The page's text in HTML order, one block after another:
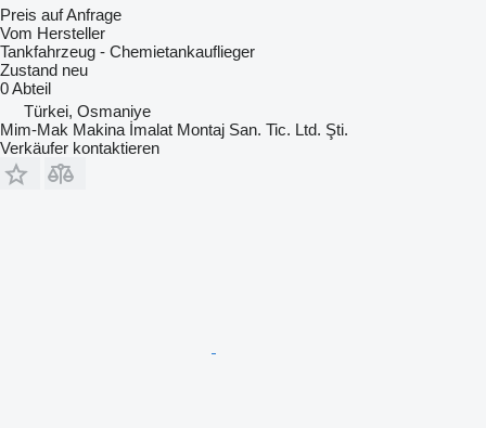
Preis auf Anfrage
Vom Hersteller
Tankfahrzeug - Chemietankauflieger
Zustand neu
0 Abteil
Türkei, Osmaniye
Mim-Mak Makina İmalat Montaj San. Tic. Ltd. Şti.
Verkäufer kontaktieren